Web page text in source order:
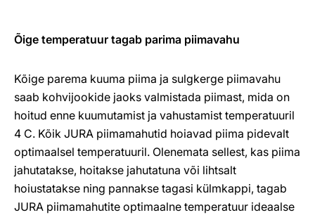
Õige temperatuur tagab parima piimavahu
Kõige parema kuuma piima ja sulgkerge piimavahu
saab kohvijookide jaoks valmistada piimast, mida on
hoitud enne kuumutamist ja vahustamist temperatuuril
4 C. Kõik JURA piimamahutid hoiavad piima pidevalt
optimaalsel temperatuuril. Olenemata sellest, kas piima
jahutatakse, hoitakse jahutatuna või lihtsalt
hoiustatakse ning pannakse tagasi külmkappi, tagab
JURA piimamahutite optimaalne temperatuur ideaalse